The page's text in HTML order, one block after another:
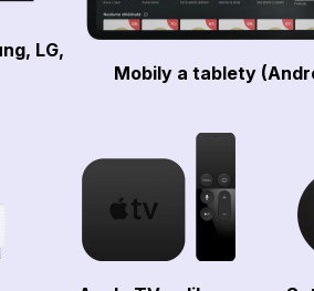
LG,
Mobily a tablety